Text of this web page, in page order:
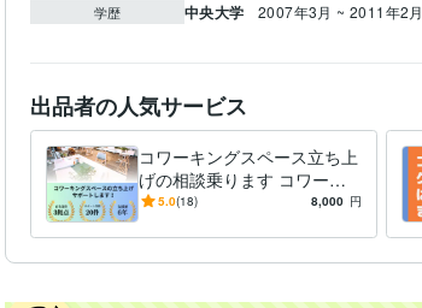
学歴 中央大学 2007年3月 ~ 2011年2月
出品者の人気サービス
コワーキングスペース立ち上
げの相談乗ります コワーキ
ングスペース複数拠点創業経
5.0(18) 8,000 円